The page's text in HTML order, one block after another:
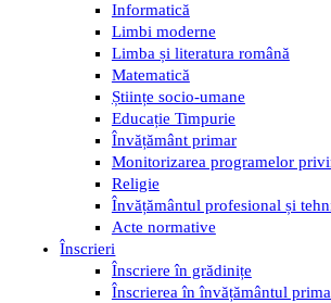
Informatică
Limbi moderne
Limba și literatura română
Matematică
Științe socio-umane
Educație Timpurie
Învățământ primar
Monitorizarea programelor
Religie
Învățământul profesional și
Acte normative
Înscrieri
Înscriere în grădinițe
Înscrierea în învățământul